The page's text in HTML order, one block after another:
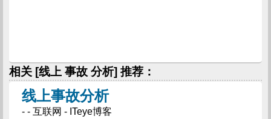
相关 [线上 事故 分析] 推荐：
线上事故分析
- - 互联网 - ITeye博客